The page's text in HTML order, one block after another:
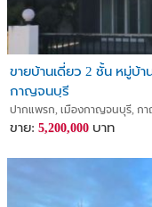
ขายบ้านเดี่ยว 2 ชั้น หมู่บ้
กาญจนบุรี
ปากแพรก, เมืองกาญจนบุรี, ก
ขาย: 5,200,000 บาท